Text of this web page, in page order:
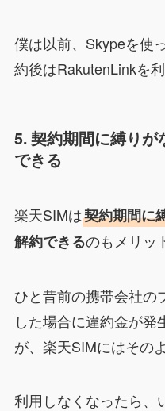
僕は以前、Skypeを使
約後はRakutenLinkを
5. 契約期間に縛り
できる
楽天SIMは契約期間に
解約できるのもメリッ
ひと昔前の携帯会社の
した場合に違約金が発
が、楽天SIMにはその
利用しなくなったら、